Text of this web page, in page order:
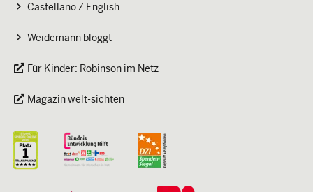
Castellano / English
Weidemann bloggt
Für Kinder: Robinson im Netz
Magazin welt-sichten